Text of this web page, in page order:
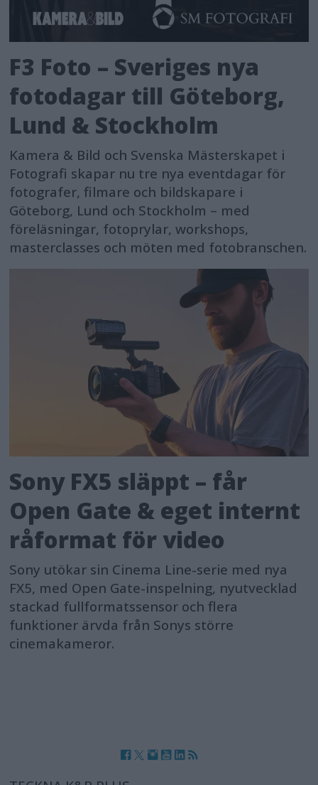
F3 Foto – Sveriges nya
fotodagar till Göteborg,
Lund & Stockholm
Kamera & Bild och Svenska Mästerskapet i
Fotografi skapar nu tre nya eventdagar för
fotografer, filmare och bildskapare i
Göteborg, Lund och Stockholm – med
föreläsningar, fotoprylar, workshops,
masterclasses och möten med fotobranschen.
Sony FX5 släppt – får
Open Gate & eget internt
råformat för video
Sony utökar sin Cinema Line-serie med nya
FX5, med Open Gate-inspelning, nyutvecklad
stackad fullformatssensor och flera
funktioner ärvda från Sonys större
cinemakameror.